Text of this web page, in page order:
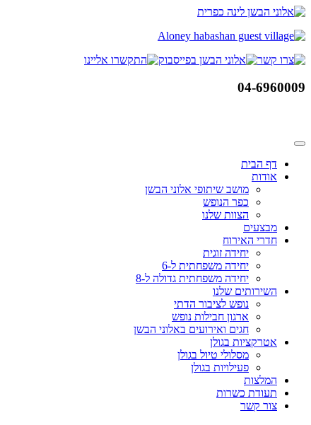
דלג
04-6960009
דף הבית
אודות
מושב שיתופי אלוני הבשן
כפר הנופש
הצוות שלנו
מבצעים
חדרי האירוח
יחידה זוגית
יחידה משפחתית ל-6
יחידה משפחתית גדולה ל-8
השירותים שלנו
נופש לציבור הדתי
ארגון חבילות נופש
חגים ואירועים באלוני הבשן
אטרקציות בגולן
מסלולי טיול בגולן
פעילויות בגולן
המלצות
תעודת כשרות
צור קשר